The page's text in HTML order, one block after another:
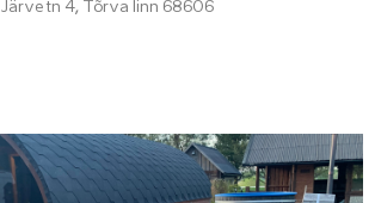
Järve tn 4, Tõrva linn 68606